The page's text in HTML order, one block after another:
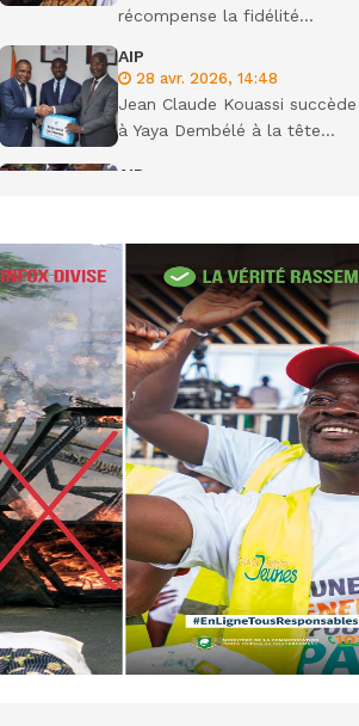
récompense la fidélité...
AIP
28 avr. 2026, 14:48
Jean Claude Kouassi succède
à Yaya Dembélé à la tête...
AIP
Sadio Camara tué lors
d’attaques...
AIP
22 avr. 2026, 16:41
Des bureaux ravagés dans un
incendie survenu à la mairie...
AIP
10 avr. 2026, 09:48
Nommé Médiateur de la
République, Gaoussou Touré
prend officiellement fonction
AIP
13 mars 2026, 10:43
Nécrologie : décès de
Guillaume Houphouët-Boigny,
fils du Père fondateur...